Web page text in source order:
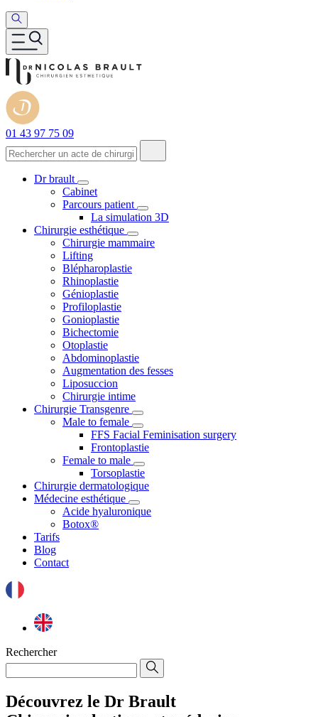
01 43 97 75 09
Dr brault
Cabinet
Parcours patient
La simulation 3D
Chirurgie esthétique
Chirurgie mammaire
Lifting
Blépharoplastie
Rhinoplastie
Génioplastie
Profiloplastie
Gonioplastie
Bichectomie
Otoplastie
Abdominoplastie
Augmentation des fesses
Liposuccion
Chirurgie intime
Chirurgie Transgenre
Male to female
FFS Facial Feminisation surgery
Frontoplastie
Female to male
Torsoplastie
Chirurgie dermatologique
Médecine esthétique
Acide hyaluronique
Botox®
Tarifs
Blog
Contact
Rechercher
Découvrez le Dr Brault